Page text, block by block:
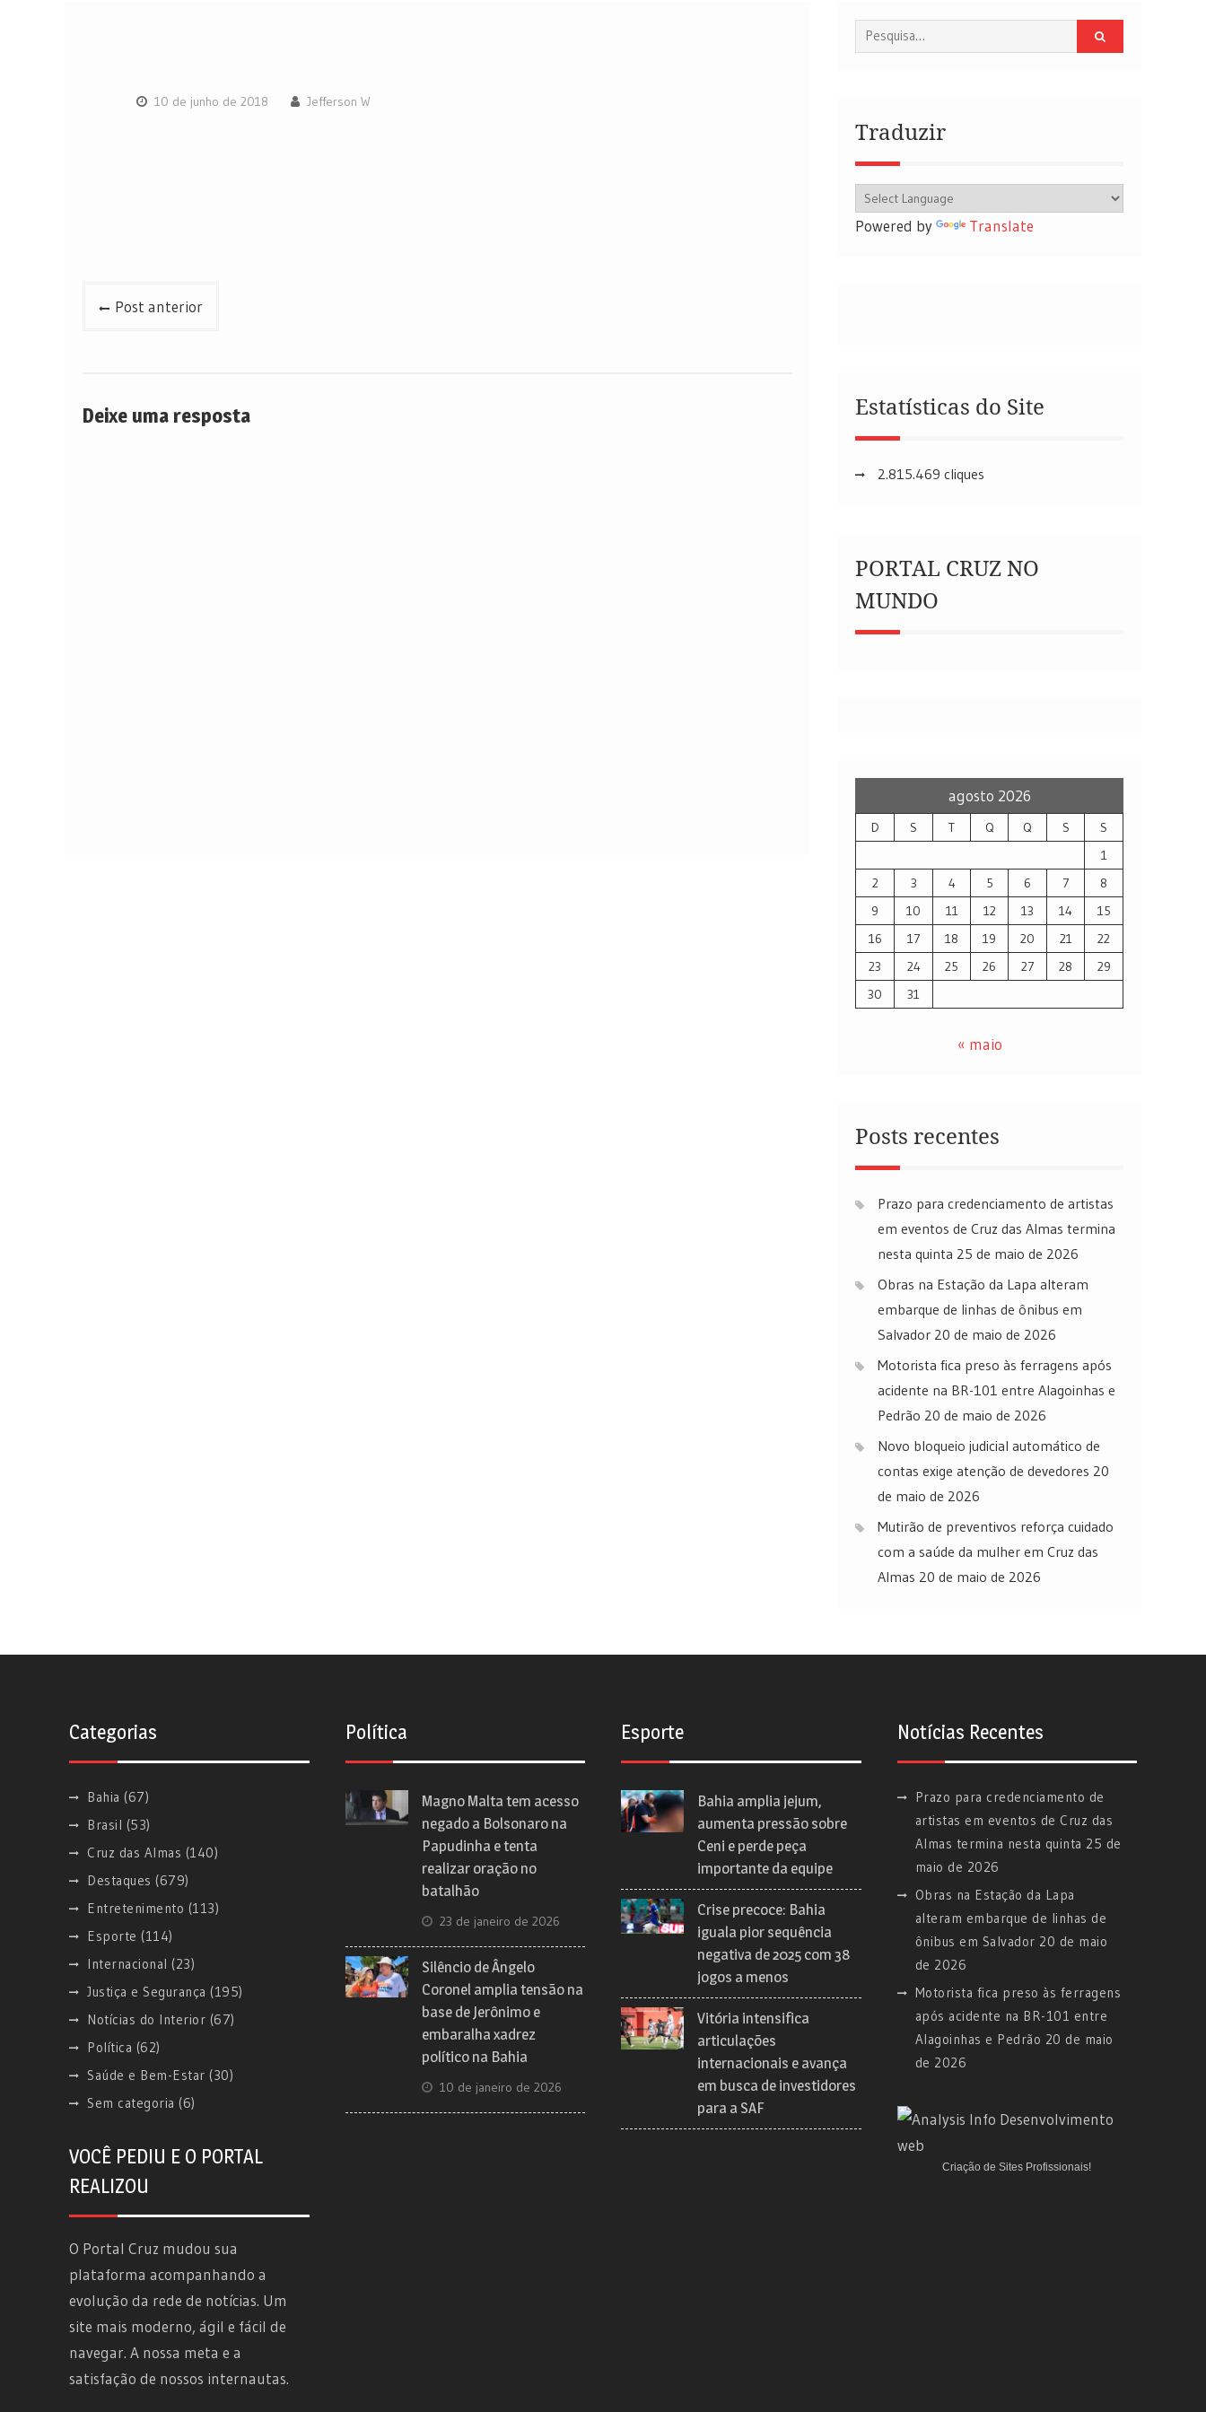
10 de junho de 2018 Jefferson W
Navegação
Post anterior
Deixe uma resposta
Procurar
por:
Traduzir
Powered by Translate
Estatísticas do Site
2.815.469 cliques
PORTAL CRUZ NO
MUNDO
agosto 2026
D S T Q Q S
S
1
2
3 4 5 6 7
8
9
10 11 12 13 14
15
16
17 18 19 20 21
22
23
24 25 26 27 28
29
30
31
« maio
Posts recentes
Prazo para credenciamento de artistas
em eventos de Cruz das Almas termina
nesta quinta 25 de maio de 2026
Obras na Estação da Lapa alteram
embarque de linhas de ônibus em
Salvador 20 de maio de 2026
Motorista fica preso às ferragens após
acidente na BR-101 entre Alagoinhas e
Pedrão 20 de maio de 2026
Novo bloqueio judicial automático de
contas exige atenção de devedores 20
de maio de 2026
Mutirão de preventivos reforça cuidado
com a saúde da mulher em Cruz das
Almas 20 de maio de 2026
Categorias
Bahia (67)
Brasil (53)
Cruz das Almas (140)
Destaques (679)
Entretenimento (113)
Esporte (114)
Internacional (23)
Justiça e Segurança (195)
Notícias do Interior (67)
Política (62)
Saúde e Bem-Estar (30)
Sem categoria (6)
VOCÊ PEDIU E O PORTAL
REALIZOU
O Portal Cruz mudou sua
plataforma acompanhando a
evolução da rede de notícias. Um
site mais moderno, ágil e fácil de
navegar. A nossa meta e a
satisfação de nossos internautas.
Política
Magno Malta tem acesso
negado a Bolsonaro na
Papudinha e tenta
realizar oração no
batalhão
23 de janeiro de 2026
Silêncio de Ângelo
Coronel amplia tensão na
base de Jerônimo e
embaralha xadrez
político na Bahia
10 de janeiro de 2026
Esporte
Bahia amplia jejum,
aumenta pressão sobre
Ceni e perde peça
importante da equipe
Crise precoce: Bahia
iguala pior sequência
negativa de 2025 com 38
jogos a menos
Vitória intensifica
articulações
internacionais e avança
em busca de investidores
para a SAF
Notícias Recentes
Prazo para credenciamento de
artistas em eventos de Cruz das
Almas termina nesta quinta 25 de
maio de 2026
Obras na Estação da Lapa
alteram embarque de linhas de
ônibus em Salvador 20 de maio
de 2026
Motorista fica preso às ferragens
após acidente na BR-101 entre
Alagoinhas e Pedrão 20 de maio
de 2026
Criação de Sites Profissionais!